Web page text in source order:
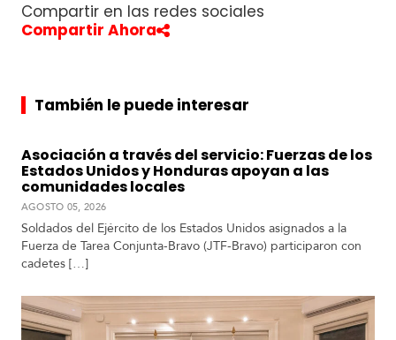
S
m
i
c
a
C
e
t
r
o
Compartir en las redes sociales
Compartir Ahora
También le puede interesar
Asociación a través del servicio: Fuerzas de los
Estados Unidos y Honduras apoyan a las
comunidades locales
AGOSTO 05, 2026
Soldados del Ejército de los Estados Unidos asignados a la
Fuerza de Tarea Conjunta-Bravo (JTF-Bravo) participaron con
cadetes […]